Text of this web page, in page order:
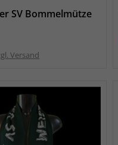
SV Bommelmütze
Versand